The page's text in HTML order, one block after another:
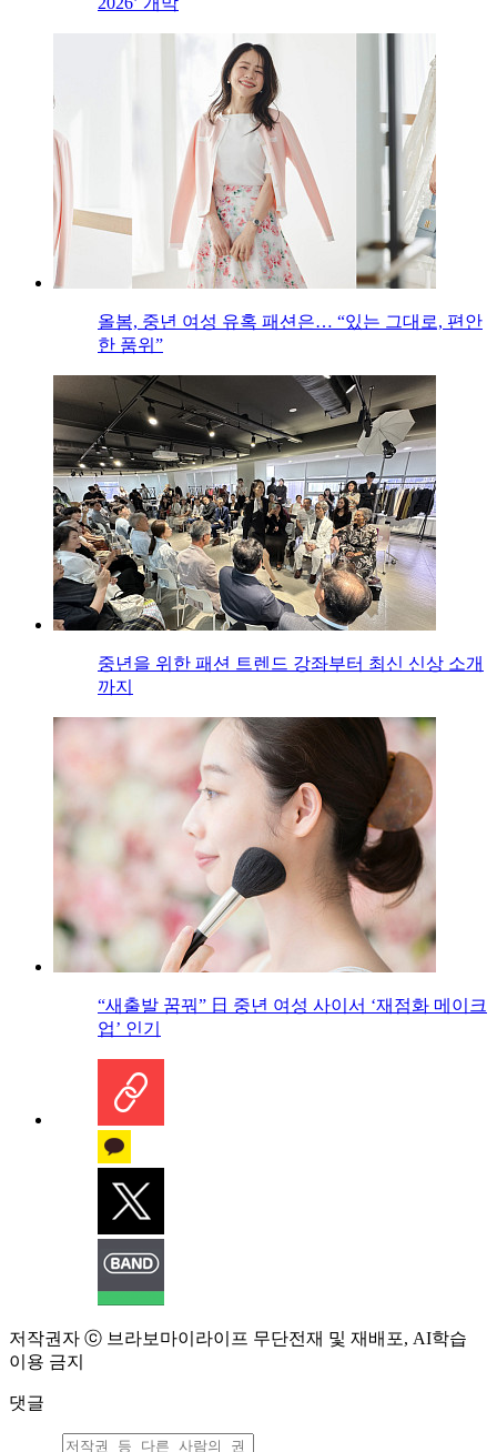
올봄, 중년 여성 유혹 패션은… “있는 그대로, 편안
한 품위”
중년을 위한 패션 트렌드 강좌부터 최신 신상 소개
까지
“새출발 꿈꿔” 日 중년 여성 사이서 ‘재점화 메이크
업’ 인기
저작권자 ⓒ 브라보마이라이프 무단전재 및 재배포, AI학습
이용 금지
댓글